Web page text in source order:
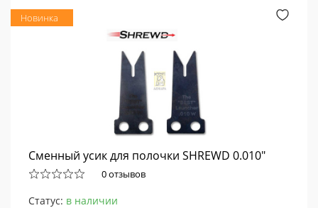
Новинка
Сменный усик для полочки SHREWD 0.010"
0 отзывов
Статус: в наличии